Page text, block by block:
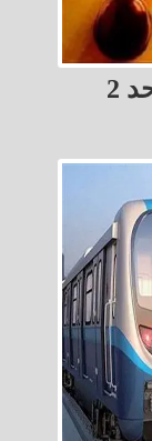
تعرف علي حالة الطقس غدا الأحد 2